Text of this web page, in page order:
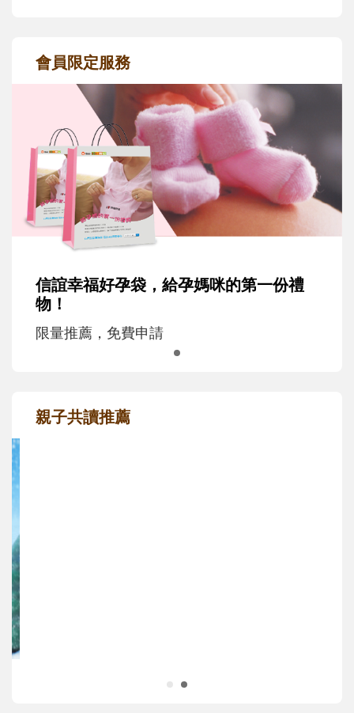
會員限定服務
信誼幸福好孕袋，給孕媽咪的第一份禮
物！
限量推薦，免費申請
親子共讀推薦